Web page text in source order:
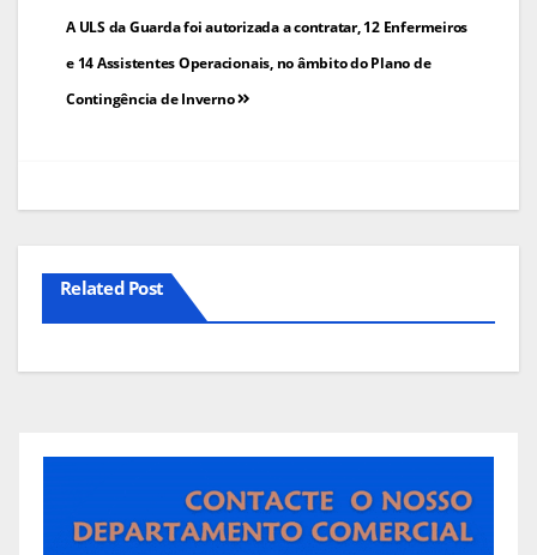
Navegação
de
artigos
A ULS da Guarda foi autorizada a contratar, 12 Enfermeiros
e 14 Assistentes Operacionais, no âmbito do Plano de
Contingência de Inverno
Related Post